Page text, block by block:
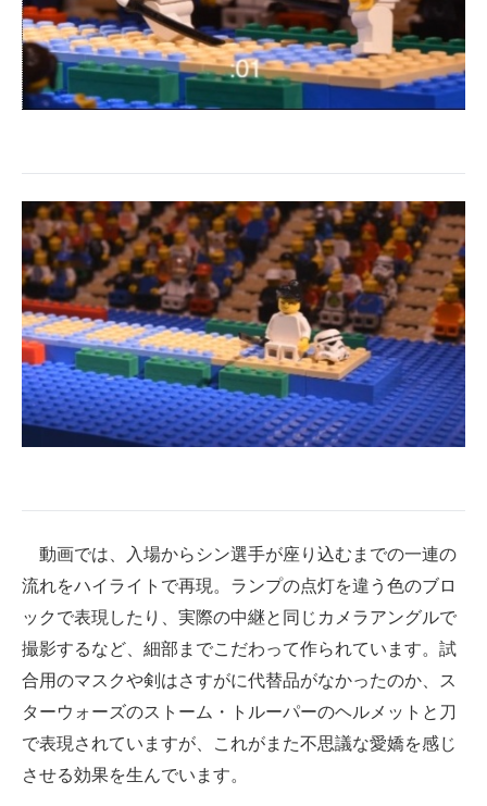
エレクトロニクス専門サイト
電子設計の基本と応用
建設×テクノロジーの最前線
ちょっと気になるネットの話題
動画では、入場からシン選手が座り込むまでの一連の
流れをハイライトで再現。ランプの点灯を違う色のブロ
ックで表現したり、実際の中継と同じカメラアングルで
撮影するなど、細部までこだわって作られています。試
合用のマスクや剣はさすがに代替品がなかったのか、ス
ターウォーズのストーム・トルーパーのヘルメットと刀
で表現されていますが、これがまた不思議な愛嬌を感じ
させる効果を生んでいます。